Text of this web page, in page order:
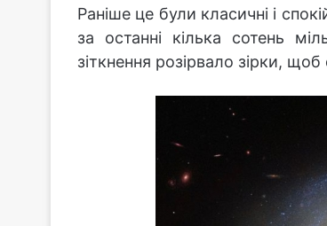
Раніше це були класичні і
за останні кілька сотень
зіткнення розірвало зірки,